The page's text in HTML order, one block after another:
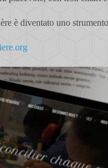
è diventato uno